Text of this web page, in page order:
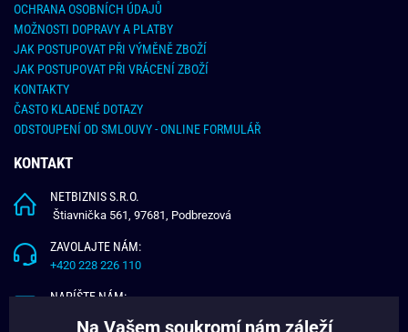
OCHRANA OSOBNÍCH ÚDAJŮ
MOŽNOSTI DOPRAVY A PLATBY
JAK POSTUPOVAT PŘI VÝMĚNĚ ZBOŽÍ
JAK POSTUPOVAT PŘI VRÁCENÍ ZBOŽÍ
KONTAKTY
ČASTO KLADENÉ DOTAZY
ODSTOUPENÍ OD SMLOUVY - ONLINE FORMULÁŘ
KONTAKT
NETBIZNIS S.R.O.
Štiavnička 561, 97681, Podbrezová
ZAVOLAJTE NÁM:
+420 228 226 110
NAPÍŠTE NÁM:
Na Vašem soukromí nám záleží